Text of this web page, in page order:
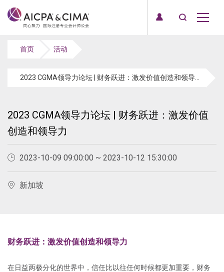
首页 活动
2023 CGMA领导力论坛 | 财务跃进：激发价值
创造和领导力
2023-10-09 09:00:00 ~ 2023-10-12 15:30:00
新加坡
财务跃进：激发价值创造和领导力
在日益两极分化的世界中，信任比以往任何时候都更加重要，财务